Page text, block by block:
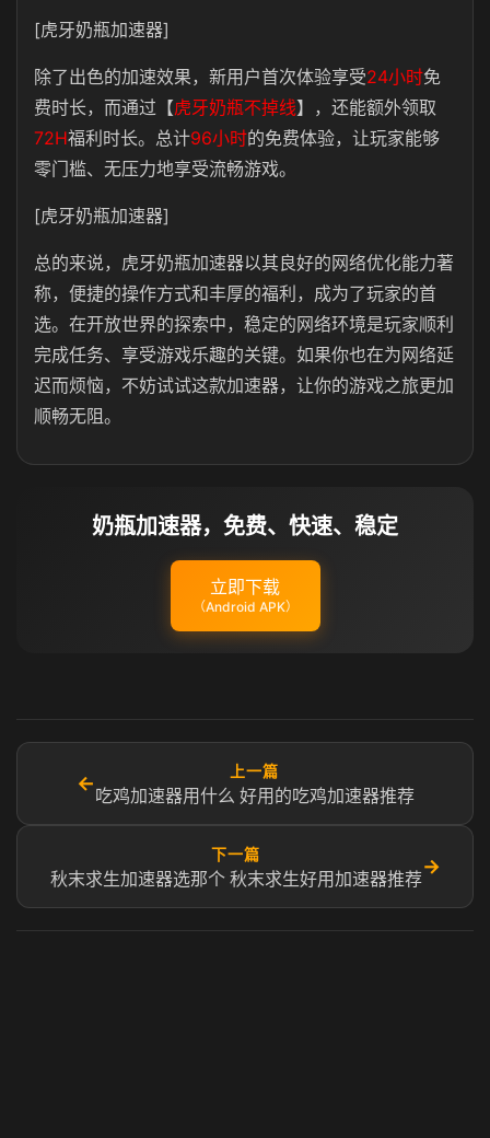
[虎牙奶瓶加速器]
除了出色的加速效果，新用户首次体验享受24小时免
费时长，而通过【虎牙奶瓶不掉线】，还能额外领取
72H福利时长。总计96小时的免费体验，让玩家能够
零门槛、无压力地享受流畅游戏。
[虎牙奶瓶加速器]
总的来说， 虎牙奶瓶加速器以其良好的网络优化能力著
称， 便捷的操作方式和丰厚的福利，成为了玩家的首
选。在开放世界的探索中，稳定的网络环境是玩家顺利
完成任务、享受游戏乐趣的关键。如果你也在为网络延
迟而烦恼，不妨试试这款加速器，让你的游戏之旅更加
顺畅无阻。
奶瓶加速器，免费、快速、稳定
立即下载
（Android APK）
←
上一篇
吃鸡加速器用什么 好用的吃鸡加速器推荐
下一篇
秋末求生加速器选那个 秋末求生好用加速器推荐
→